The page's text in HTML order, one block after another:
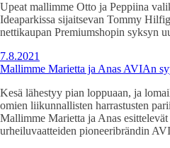
Upeat mallimme Otto ja Peppiina
Ideaparkissa sijaitsevan Tommy
nettikaupan Premiumshopin syksyn
7.8.2021
Mallimme Marietta ja Anas AVIAn
Kesä lähestyy pian loppuaan, ja
omien liikunnallisten harrastusten
Mallimme Marietta ja Anas
urheiluvaatteiden pioneeribrändin